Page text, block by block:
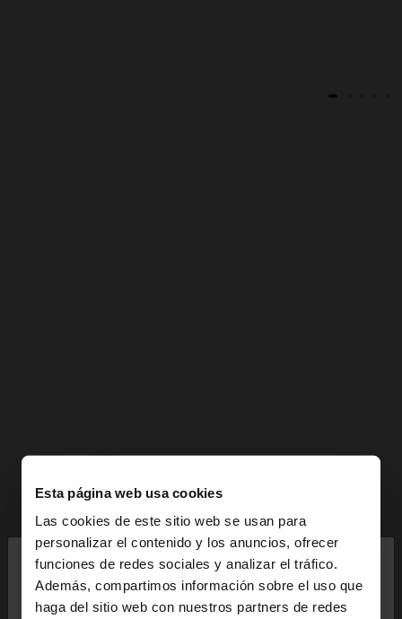
Esta página web usa cookies
Las cookies de este sitio web se usan para
personalizar el contenido y los anuncios, ofrecer
funciones de redes sociales y analizar el tráfico.
Además, compartimos información sobre el uso que
haga del sitio web con nuestros partners de redes
hola
Estás accediendo a la web de España. ¿Quieres ir a